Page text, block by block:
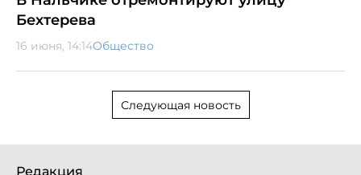
Бехтерева
16 июня, 14:14Общество
Следующая новость
Редакция